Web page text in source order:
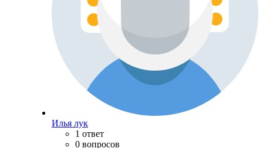
Илья лук
1 ответ
0 вопросов